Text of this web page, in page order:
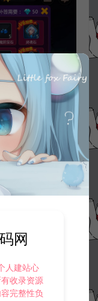
网
人建站心
收录资源
完整性负